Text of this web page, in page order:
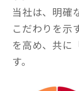
当社は、明確
こだわりを示
を高め、共に
す。